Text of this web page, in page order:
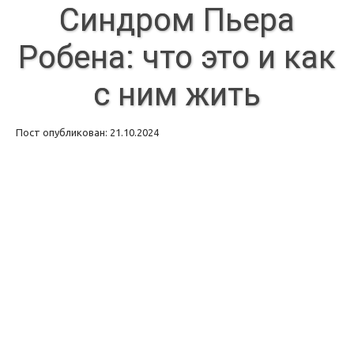
Синдром Пьера
Робена: что это и как
с ним жить
Пост опубликован: 21.10.2024